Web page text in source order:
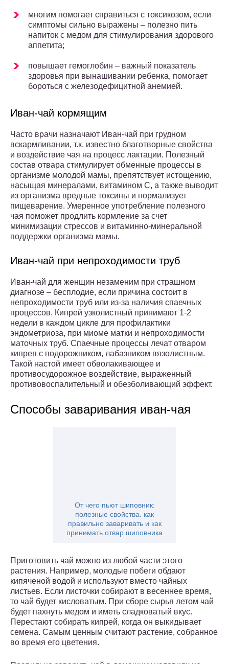
многим помогает справиться с токсикозом, если
симптомы сильно выражены – полезно пить
напиток с медом для стимулирования здорового
аппетита;
повышает гемоглобин – важный показатель
здоровья при вынашивании ребенка, помогает
бороться с железодефицитной анемией.
Иван-чай кормящим
Часто врачи назначают Иван-чай при грудном
вскармливании, т.к. известно благотворные свойства
и воздействие чая на процесс лактации. Полезный
состав отвара стимулирует обменные процессы в
организме молодой мамы, препятствует истощению,
насыщая минералами, витамином С, а также выводит
из организма вредные токсины и нормализует
пищеварение. Умеренное употребление полезного
чая поможет продлить кормление за счет
минимизации стрессов и витаминно-минеральной
поддержки организма мамы.
Иван-чай при непроходимости труб
Иван-чай для женщин незаменим при страшном
диагнозе – бесплодие, если причина состоит в
непроходимости труб или из-за наличия спаечных
процессов. Кипрей узколистный принимают 1-2
недели в каждом цикле для профилактики
эндометриоза, при миоме матки и непроходимости
маточных труб. Спаечные процессы лечат отваром
кипрея с подорожником, лабазником вязолистным.
Такой настой имеет обволакивающее и
противосудорожное воздействие, выраженный
противовоспалительный и обезболивающий эффект.
Способы заваривания иван-чая
От чего пьют шиповник:
полезные свойства. как
правильно заваривать и как
принимать отвар шиповника
Приготовить чай можно из любой части этого
растения. Например, молодые побеги обдают
кипяченой водой и используют вместо чайных
листьев. Если листочки собирают в весеннее время,
то чай будет кисловатым. При сборе сырья летом чай
будет пахнуть медом и иметь сладковатый вкус.
Перестают собирать кипрей, когда он выкидывает
семена. Самым ценным считают растение, собранное
во время его цветения.